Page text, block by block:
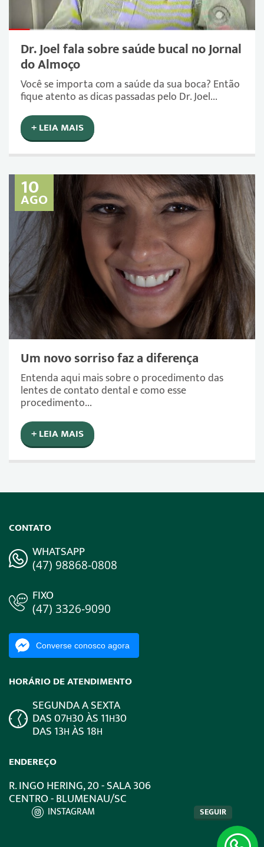
Dr. Joel fala sobre saúde bucal no Jornal
do Almoço
Você se importa com a saúde da sua boca? Então
fique atento as dicas passadas pelo Dr. Joel...
+ LEIA MAIS
10
AGO
Um novo sorriso faz a diferença
Entenda aqui mais sobre o procedimento das
lentes de contato dental e como esse
procedimento...
+ LEIA MAIS
CONTATO
WHATSAPP
(47) 98868-0808
FIXO
(47) 3326-9090
Converse conosco agora
HORÁRIO DE ATENDIMENTO
SEGUNDA A SEXTA
DAS 07H30 ÀS 11H30
DAS 13HÀS 18H
ENDEREÇO
R. INGO HERING, 20 - SALA 306
CENTRO - BLUMENAU/SC
INSTAGRAM SEGUIR